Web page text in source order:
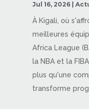
Jul 16, 2026|
À Kigali, où
meilleures
Africa League
la NBA et la
plus qu'une
transforme